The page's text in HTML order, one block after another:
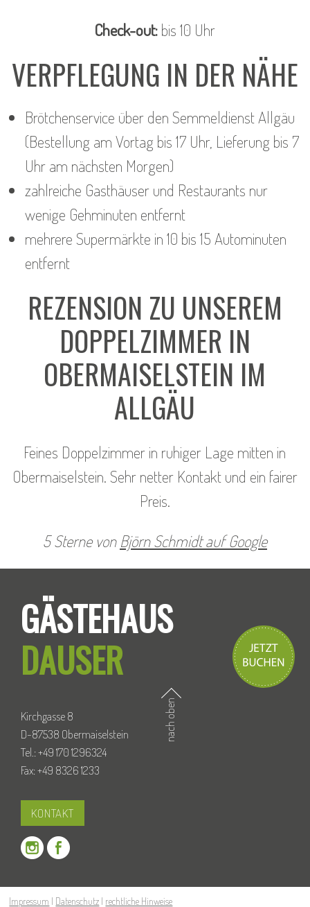
Check-out: bis 10 Uhr
VERPFLEGUNG IN DER NÄHE
Brötchenservice über den Semmeldienst Allgäu
(Bestellung am Vortag bis 17 Uhr, Lieferung bis 7
Uhr am nächsten Morgen)
zahlreiche Gasthäuser und Restaurants nur
wenige Gehminuten entfernt
mehrere Supermärkte in 10 bis 15 Autominuten
entfernt
REZENSION ZU UNSEREM
DOPPELZIMMER IN
OBERMAISELSTEIN IM
ALLGÄU
Feines Doppelzimmer in ruhiger Lage mitten in
Obermaiselstein. Sehr netter Kontakt und ein fairer
Preis.
5 Sterne von Björn Schmidt auf Google
GÄSTEHAUS
DAUSER
Kirchgasse 8
D-87538 Obermaiselstein
nach oben
Tel.: +49 170 1296324
Fax: +49 8326 1233
KONTAKT
Impressum | Datenschutz | rechtliche Hinweise